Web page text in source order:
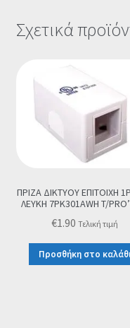
Σχετικά
ΠΡΙΖΑ ΔΙΚΤΥΟΥ ΕΠΙΤΟΙΧΗ
ΛΕΥΚΗ 7PK301AWH T/
€1.90 Τελική τιμή
Προσθήκη στο